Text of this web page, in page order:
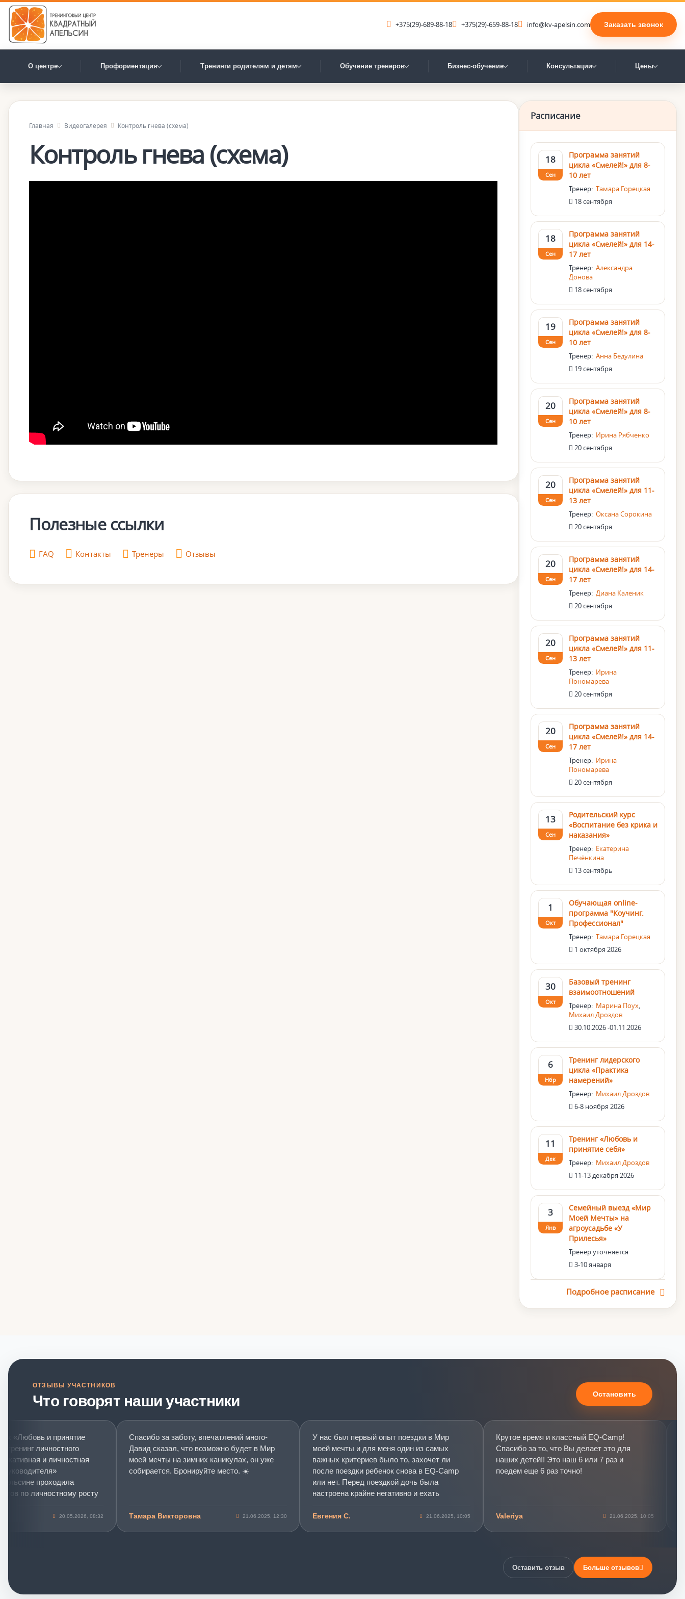
+375(29)-689-88-18 +375(29)-659-88-18 info@kv-apelsin.com Заказать звонок
О центре Профориентация Тренинги родителям и детям Обучение тренеров Бизнес-обучение Консультации Цены
Главная Видеогалерея Контроль гнева (схема)
Контроль гнева (схема)
Полезные ссылки
FAQ Контакты Тренеры Отзывы
Расписание
18
Сен
Программа занятий
цикла «Смелей!» для 8-
10 лет
Тренер: Тамара Горецкая
18 сентября
18
Сен
Программа занятий
цикла «Смелей!» для 14-
17 лет
Тренер: Александра
Донова
18 сентября
19
Сен
Программа занятий
цикла «Смелей!» для 8-
10 лет
Тренер: Анна Бедулина
19 сентября
20
Сен
Программа занятий
цикла «Смелей!» для 8-
10 лет
Тренер: Ирина Рябченко
20 сентября
20
Сен
Программа занятий
цикла «Смелей!» для 11-
13 лет
Тренер: Оксана Сорокина
20 сентября
20
Сен
Программа занятий
цикла «Смелей!» для 14-
17 лет
Тренер: Диана Каленик
20 сентября
20
Сен
Программа занятий
цикла «Смелей!» для 11-
13 лет
Тренер: Ирина
Пономарева
20 сентября
20
Сен
Программа занятий
цикла «Смелей!» для 14-
17 лет
Тренер: Ирина
Пономарева
20 сентября
13
Сен
Родительский курс
«Воспитание без крика и
наказания»
Тренер: Екатерина
Печёнкина
13 сентябрь
1
Окт
Обучающая online-
программа "Коучинг.
Профессионал"
Тренер: Тамара Горецкая
1 октября 2026
30
Окт
Базовый тренинг
взаимоотношений
Тренер: Марина Поух,
Михаил Дроздов
30.10.2026 -01.11.2026
6
Нбр
Тренинг лидерского
цикла «Практика
намерений»
Тренер: Михаил Дроздов
6-8 ноября 2026
11
Дек
Тренинг «Любовь и
принятие себя»
Тренер: Михаил Дроздов
11-13 декабря 2026
3
Янв
Семейный выезд «Мир
Моей Мечты» на
агроусадьбе «У
Прилесья»
Тренер уточняется
3-10 января
Подробное расписание
ОТЗЫВЫ УЧАСТНИКОВ
Что говорят наши участники Остановить
и принятие
личностного
и личностная
проходила
по личностному росту
развитию.
и принятие себя»
о «розовых
Тренинг помог
20.05.2026, 08:32
Спасибо за заботу, впечатлений много-
Давид сказал, что возможно будет в Мир
моей мечты на зимних каникулах, он уже
собирается. Бронируйте место. ☀️
Тамара Викторовна 21.06.2025, 12:30
У нас был первый опыт поездки в Мир
моей мечты и для меня один из самых
важных критериев было то, захочет ли
после поездки ребенок снова в EQ-Camp
или нет. Перед поездкой дочь была
настроена крайне негативно и ехать
отказывалась. Но по приезду со смены
побежала со всеми обниматься и в захлеб
рассказывала как ей было круто и как все
Мир моей мечты еще. Спасибо вам за ваш
Евгения С. 21.06.2025, 10:05
Крутое время и классный EQ-Camp!
Спасибо за то, что Вы делает это для
наших детей!! Это наш 6 или 7 раз и
поедем еще 6 раз точно!
Valeriya 21.06.2025, 10:05
Оставить отзыв Больше отзывов